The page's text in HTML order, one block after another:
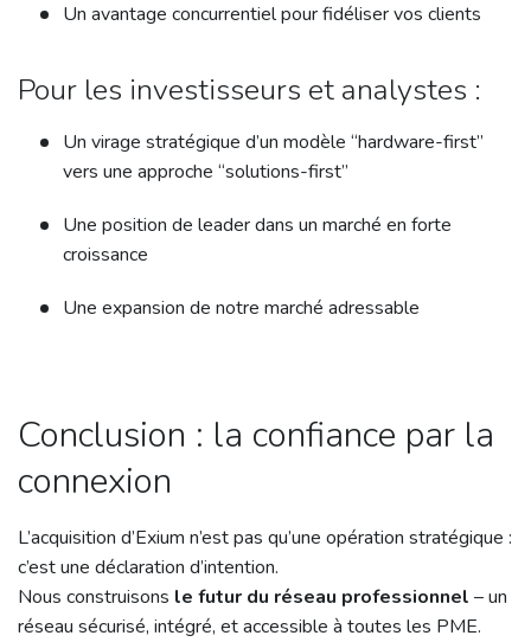
Un avantage concurrentiel pour fidéliser vos clients
Pour les investisseurs et analystes :
Un virage stratégique d’un modèle “hardware-first”
vers une approche “solutions-first”
Une position de leader dans un marché en forte
croissance
Une expansion de notre marché adressable
Conclusion : la confiance par la
connexion
L’acquisition d’Exium n’est pas qu’une opération stratégique :
c’est une déclaration d’intention.
Nous construisons le futur du réseau professionnel – un
réseau sécurisé, intégré, et accessible à toutes les PME.